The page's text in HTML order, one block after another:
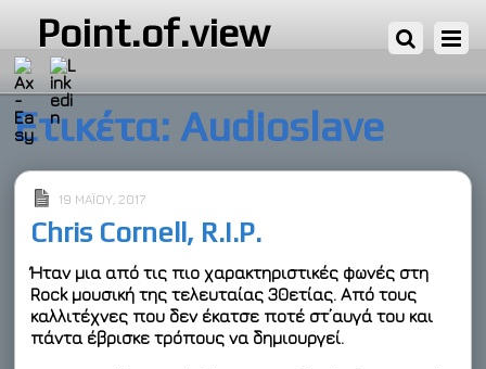
Point.of.view
Ετικέτα: Audioslave
19 ΜΑΪ́ΟΥ, 2017
Chris Cornell, R.I.P.
Ήταν μια από τις πιο χαρακτηριστικές φωνές στη
Rock μουσική της τελευταίας 30ετίας. Από τους
καλλιτέχνες που δεν έκατσε ποτέ στ’αυγά του και
πάντα έβρισκε τρόπους να δημιουργεί.